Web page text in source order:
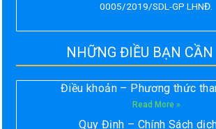
0005/2019/SDL-GP LHNĐ.
NHỮNG ĐIỀU BẠN
Điều khoản – Phương thức
Read More »
Quy Định – Chính Sách